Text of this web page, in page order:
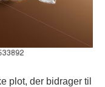
plot, der bidrager til